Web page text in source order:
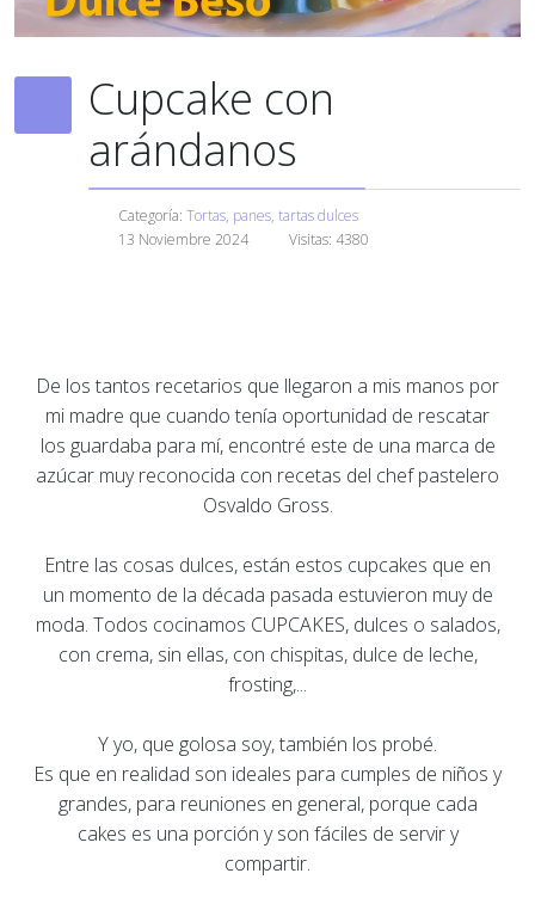
Cupcake con
arándanos
Categoría: Tortas, panes, tartas dulces
13 Noviembre 2024
Visitas: 4380
De los tantos recetarios que llegaron a mis manos por
mi madre que cuando tenía oportunidad de rescatar
los guardaba para mí, encontré este de una marca de
azúcar muy reconocida con recetas del chef pastelero
Osvaldo Gross.
Entre las cosas dulces, están estos cupcakes que en
un momento de la década pasada estuvieron muy de
moda. Todos cocinamos CUPCAKES, dulces o salados,
con crema, sin ellas, con chispitas, dulce de leche,
frosting,...
Y yo, que golosa soy, también los probé.
Es que en realidad son ideales para cumples de niños y
grandes, para reuniones en general, porque cada
cakes es una porción y son fáciles de servir y
compartir.